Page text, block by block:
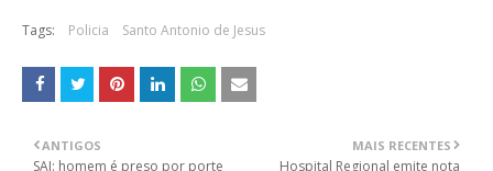
Tags: Policia Santo Antonio de Jesus
MAIS RECENTES
Hospital Regional emite nota
ANTIGOS
SAJ: homem é preso por porte